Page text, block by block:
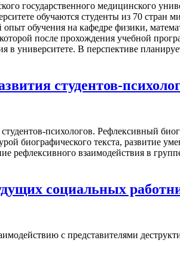
государственного медицинского
обучаются студенты из 70 стран
обучения на кафедре физики,
после прохождения учебной
в университете. В перспективе
студентов-
психологов. Рефлексивный
биографического текста, развитие
рефлексивного взаимодействия в
социальных
с представителями